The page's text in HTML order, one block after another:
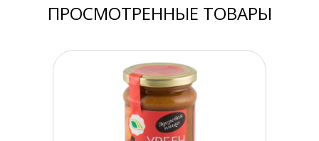
ПРОСМОТРЕННЫЕ ТОВАРЫ